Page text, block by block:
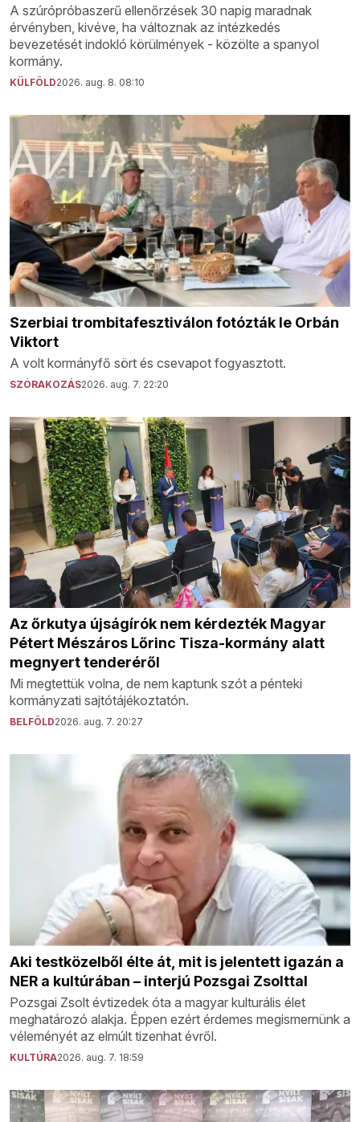
A szúrópróbaszerű ellenőrzések 30 napig maradnak
érvényben, kivéve, ha változnak az intézkedés
bevezetését indokló körülmények - közölte a spanyol
kormány.
KÜLFÖLD2026. aug. 8. 08:10
Szerbiai trombitafesztiválon fotózták le Orbán
Viktort
A volt kormányfő sört és csevapot fogyasztott.
SZÓRAKOZÁS2026. aug. 7. 22:20
Az őrkutya újságírók nem kérdezték Magyar
Pétert Mészáros Lőrinc Tisza-kormány alatt
megnyert tenderéről
Mi megtettük volna, de nem kaptunk szót a pénteki
kormányzati sajtótájékoztatón.
BELFÖLD2026. aug. 7. 20:27
Aki testközelből élte át, mit is jelentett igazán a
NER a kultúrában – interjú Pozsgai Zsolttal
Pozsgai Zsolt évtizedek óta a magyar kulturális élet
meghatározó alakja. Éppen ezért érdemes megismernünk a
véleményét az elmúlt tizenhat évről.
KULTÚRA2026. aug. 7. 18:59